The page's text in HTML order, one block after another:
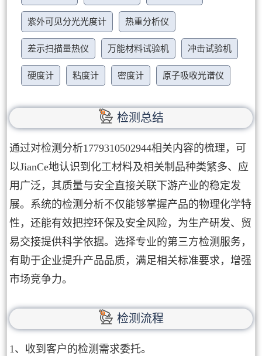
紫外可见分光光度计 热重分析仪
差示扫描量热仪 万能材料试验机 冲击试验机
硬度计 粘度计 密度计 原子吸收光谱仪
检测总结
通过对检测分析1779310502944相关内容的梳理，可
以JianCe地认识到化工材料及相关制品种类繁多、应
用广泛，其质量与安全直接关联下游产业的稳定发
展。系统的检测分析不仅能够掌握产品的物理化学特
性，还能有效把控环保及安全风险，为生产研发、贸
易交接提供科学依据。选择专业的第三方检测服务，
有助于企业提升产品品质，满足相关标准要求，增强
市场竞争力。
检测流程
1、收到客户的检测需求委托。